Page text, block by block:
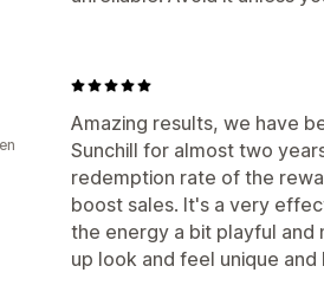
Amazing results, we have
Sunchill for almost two
redemption rate of the
boost sales. It's a very
the energy a bit playful and
up look and feel unique